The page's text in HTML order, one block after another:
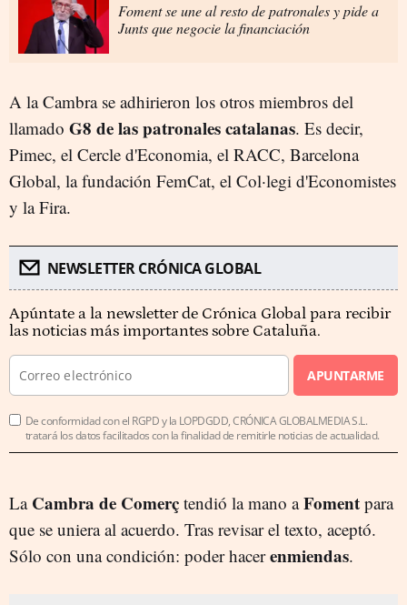
Foment se une al resto de patronales y pide a
Junts que negocie la financiación
A la Cambra se adhirieron los otros miembros del
llamado G8 de las patronales catalanas. Es decir,
Pimec, el Cercle d'Economia, el RACC, Barcelona
Global, la fundación FemCat, el Col·legi d'Economistes
y la Fira.
NEWSLETTER CRÓNICA GLOBAL
Apúntate a la newsletter de Crónica Global para recibir
las noticias más importantes sobre Cataluña.
APUNTARME
De conformidad con el RGPD y la LOPDGDD, CRÓNICA GLOBALMEDIA S.L.
tratará los datos facilitados con la finalidad de remitirle noticias de actualidad.
La Cambra de Comerç tendió la mano aFoment para
que se uniera al acuerdo. Tras revisar el texto, aceptó.
Sólo con una condición: poder hacerenmiendas.